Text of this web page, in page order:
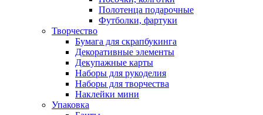
Полотенца подарочные
Футболки, фартуки
Творчество
Бумага для скрапбукинга
Декоративные элементы
Декупажные карты
Наборы для рукоделия
Наборы для творчества
Наклейки мини
Упаковка